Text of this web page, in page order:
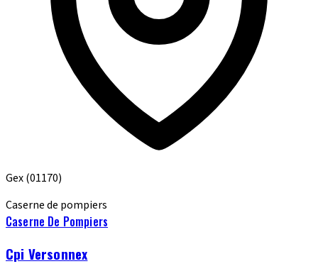
Gex(01170)
Caserne de pompiers
Caserne De Pompiers
Cpi Versonnex